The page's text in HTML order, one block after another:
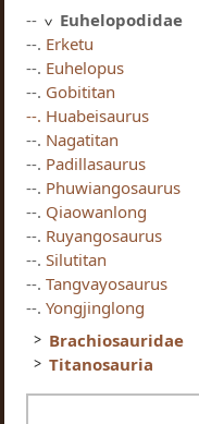
--
Euhelopodidae
--. Erketu
--. Euhelopus
--. Gobititan
--. Huabeisaurus
--. Nagatitan
--. Padillasaurus
--. Phuwiangosaurus
--. Qiaowanlong
--. Ruyangosaurus
--.Silutitan
--.Tangvayosaurus
--.Yongjinglong
Brachiosauridae
Titanosauria